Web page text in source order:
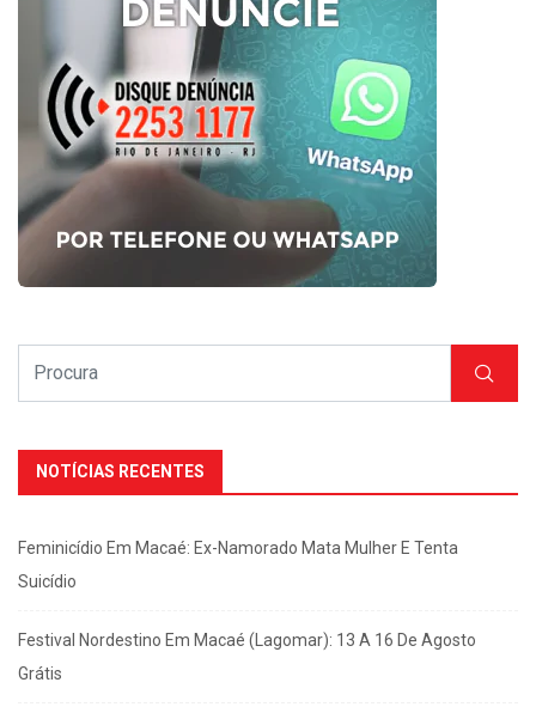
NOTÍCIAS RECENTES
Feminicídio Em Macaé: Ex-Namorado Mata Mulher E Tenta
Suicídio
Festival Nordestino Em Macaé (Lagomar): 13 A 16 De Agosto
Grátis